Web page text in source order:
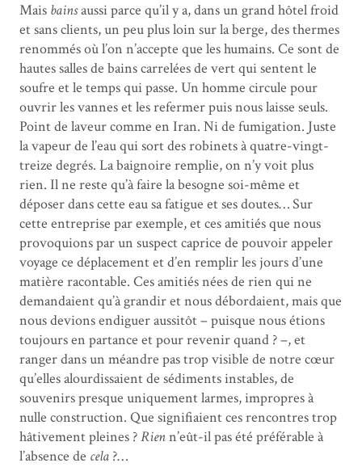
Mais bainsaussi parce qu’il y a, dans un grand hôtel froid
et sans clients, un peu plus loin sur la berge, des thermes
renommés où l’on n’accepte que les humains. Ce sont de
hautes salles de bains carrelées de vert qui sentent le
soufre et le temps qui passe. Un homme circule pour
ouvrir les vannes et les refermer puis nous laisse seuls.
Point de laveur comme en Iran. Ni de fumigation. Juste
la vapeur de l’eau qui sort des robinets à quatre-vingt-
treize degrés. La baignoire remplie, on n’y voit plus
rien. Il ne reste qu’à faire la besogne soi-même et
déposer dans cette eau sa fatigue et ses doutes… Sur
cette entreprise par exemple, et ces amitiés que nous
provoquions par un suspect caprice de pouvoir appeler
voyage ce déplacement et d’en remplir les jours d’une
matière racontable. Ces amitiés nées de rien qui ne
demandaient qu’à grandir et nous débordaient, mais que
nous devions endiguer aussitôt – puisque nous étions
toujours en partance et pour revenir quand ? –, et
ranger dans un méandre pas trop visible de notre cœur
qu’elles alourdissaient de sédiments instables, de
souvenirs presque uniquement larmes, impropres à
nulle construction. Que signifiaient ces rencontres trop
hâtivement pleines ?Rienn’eût-il pas été préférable à
l’absence de cela ?…